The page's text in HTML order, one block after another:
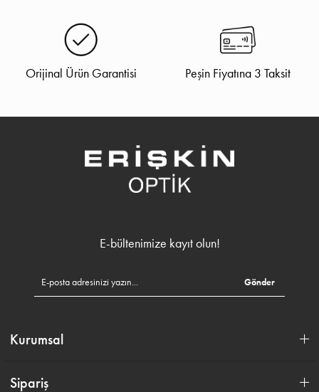
Orijinal Ürün Garantisi Peşin Fiyatına 3 Taksit
E-bültenimize kayıt olun!
Gönder
Kurumsal
Sipariş